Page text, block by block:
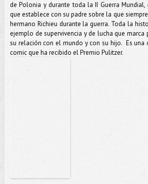
de Polonia y durante toda la II Guerra
que establece con su padre sobre la que
hermano Richieu durante la guerra. Toda la
ejemplo de supervivencia y de lucha que marca
su relación con el mundo y con su hijo. Es una
comic que ha recibido el Premio Pulitzer.